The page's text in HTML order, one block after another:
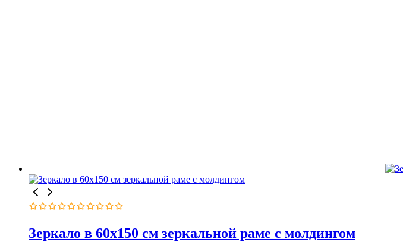
из
5
Зеркало в 60х150 см зеркальной раме с молдингом